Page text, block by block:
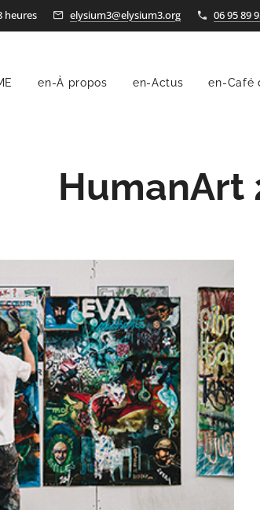
heures elysium3@elysium3.org 06 95 89
en-À propos en-Actus en-Café
HumanArt